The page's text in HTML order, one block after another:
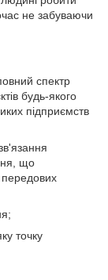
не забуваючи
спектр
будь-якого
підприємств
що
точку